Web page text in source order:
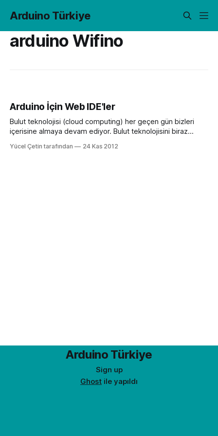
Arduino Türkiye
arduino Wifino
Arduino İçin Web IDE'ler
Bulut teknolojisi (cloud computing) her geçen gün bizleri
içerisine almaya devam ediyor. Bulut teknolojisini biraz
herhangi bir kuruluma gerek olmadan, bağımsız
Yücel Çetin tarafından 24 Kas 2012
Arduino Türkiye
Sign up
Ghost ile yapıldı